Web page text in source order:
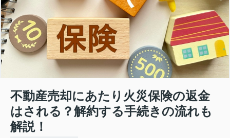
不動産売却にあたり火災保険の返金
はされる？解約する手続きの流れも
解説！